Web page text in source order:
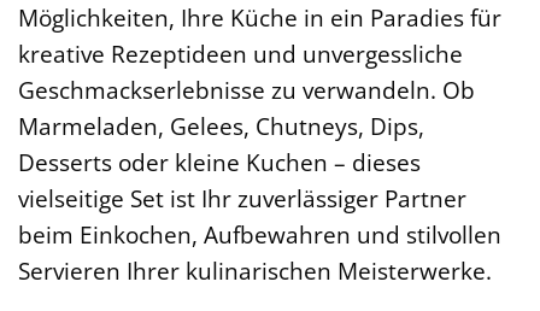
Möglichkeiten, Ihre Küche in ein Paradies für
kreative Rezeptideen und unvergessliche
Geschmackserlebnisse zu verwandeln. Ob
Marmeladen, Gelees, Chutneys, Dips,
Desserts oder kleine Kuchen – dieses
vielseitige Set ist Ihr zuverlässiger Partner
beim Einkochen, Aufbewahren und stilvollen
Servieren Ihrer kulinarischen Meisterwerke.